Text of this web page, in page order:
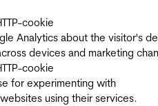
cookie
Analytics about the visitor's
devices and marketing
cookie
for experimenting with
using their services.